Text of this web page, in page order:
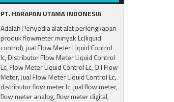
PT. HARAPAN UTAMA INDONESIA
Adalah Penyedia alat alat perlengkapan
produk flowmeter minyak Lc(liquid
control), jual Flow Meter Liquid Control
lc, Distributor Flow Meter Liquid Control
Lc, Flow Meter Liquid Control Lc, Oil Flow
Meter, Jual Flow Meter Liquid Control Lc,
distributor flow meter lc, jual flow meter,
flow meter analog, flow meter digital,